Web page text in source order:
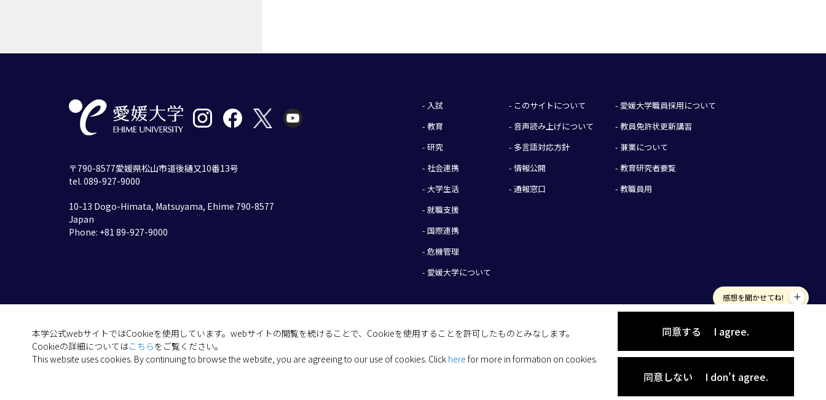
本学公式webサイトではCookieを使用しています。webサイトの閲覧を続けることで、Cookieを使用することを許可したものとみなします。
Cookieの詳細についてはこちらをご覧ください。
This website uses cookies. By continuing to browse the website, you are agreeing to our use of cookies. Click here for more in formation on cookies.
同意する I agree.
同意しない I don't agree.
感想を聞かせてね!
- 入試
- 教育
- 研究
- 社会連携
- 大学生活
- 就職支援
- 国際連携
- 危機管理
- 愛媛大学について
- このサイトについて
- 音声読み上げについて
- 多言語対応方針
- 情報公開
- 通報窓口
- 愛媛大学職員採用について
- 教員免許状更新講習
- 兼業について
- 教育研究者要覧
- 教職員用
〒790-8577愛媛県松山市道後樋又10番13号
tel. 089-927-9000
10-13 Dogo-Himata, Matsuyama, Ehime 790-8577
Japan
Phone: +81 89-927-9000
(C) 2026 Ehime University.